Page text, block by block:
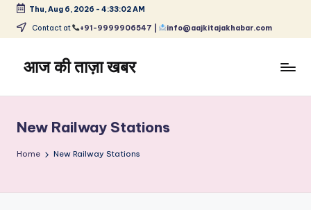
Skip
content
Thu, Aug 6, 2026 - 4:33:02 AM
Contact at +91-9999906547 | info@aajkitajakhabar.com
आज की ताज़ा खबर
ताज़ा
समाचार
–
New Railway Stations
Home New Railway Stations